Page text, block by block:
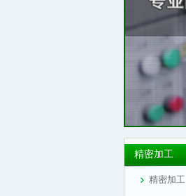
精密加工
精密加工